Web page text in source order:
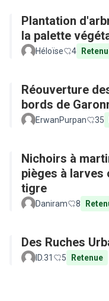
Plantation
la palette
Héloïse 4
Réouverture
bords de
ErwanPurpan 35
Nichoirs à
pièges à larves
tigre
Daniram 8
Des Ruches
ID.31 5 Retenue